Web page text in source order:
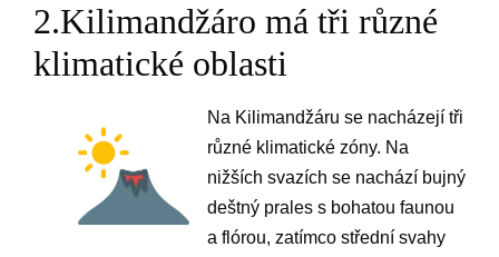
2.Kilimandžáro má tři různé
klimatické oblasti
Na Kilimandžáru se nacházejí tři
různé klimatické zóny. Na
nižších svazích se nachází bujný
deštný prales s bohatou faunou
a flórou, zatímco střední svahy